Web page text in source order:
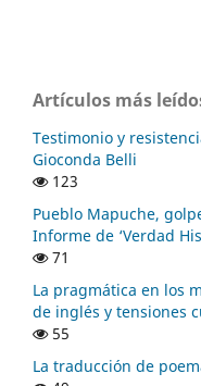
Artículos más
Testimonio y
Gioconda Belli
123
Pueblo Mapuche,
Informe de ‘Verdad
71
La pragmática en los
de inglés y tensiones
55
La traducción de